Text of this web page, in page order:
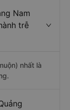
Nam
trễ
nhất là